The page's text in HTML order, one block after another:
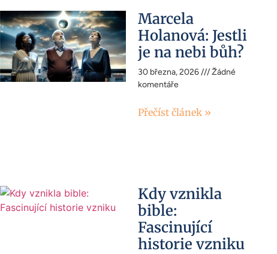
Marcela
Holanová: Jestli
je na nebi bůh?
30 března, 2026
Žádné
komentáře
Přečíst článek »
Kdy vznikla
bible:
Fascinující
historie vzniku